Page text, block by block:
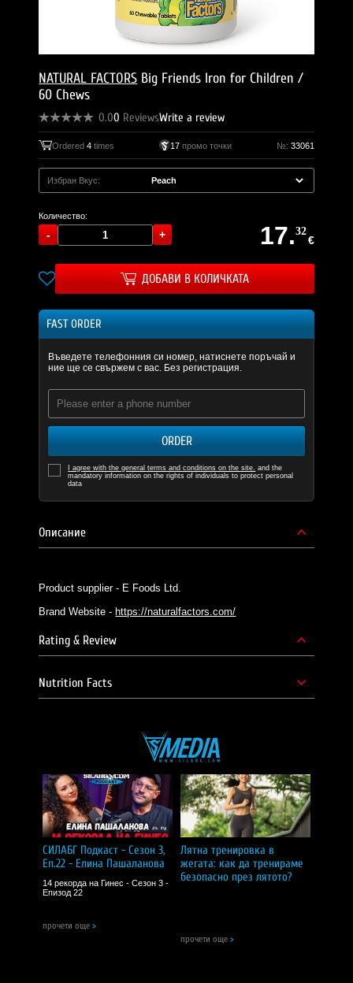
NATURAL FACTORS Big Friends Iron for Children /
60 Chews
0.00 ReviewsWrite a review
Ordered4 times 17промо точки №: 33061
Избран Вкус:
Количество:
17.32
€
ДОБАВИ В КОЛИЧКАТА
FAST ORDER
Въведете телефонния си номер, натиснете поръчай и
ние ще се свържем с вас. Без регистрация.
ORDER
I agree with the general terms and conditions on the site. and the
mandatory information on the rights of individuals to protect personal
data
Описание
Product supplier - E Foods Ltd.
Brand Website - https://naturalfactors.com/
Rating & Review
Nutrition Facts
СИЛАБГ Подкаст - Сезон 3,
Еп.22 - Елина Пашаланова
14 рекорда на Гинес - Сезон 3 -
Епизод 22
прочети още >
Лятна тренировка в
жегата: как да тренираме
безопасно през лятото?
прочети още >